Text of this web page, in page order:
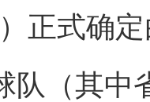
）正式确
队（其中